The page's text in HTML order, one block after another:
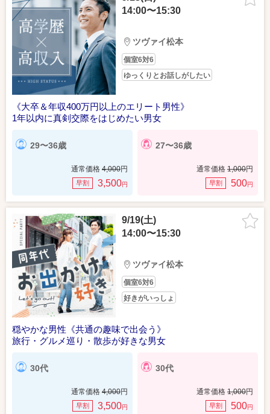
14:00〜15:30
ツヴァイ松本
個室6対6
ゆっくりとお話しがしたい
《大卒＆年収400万円以上のエリート男性》
1年以内に真剣交際をはじめたい男女
29〜36歳
通常価格 4,000円
早割 3,500円
27〜36歳
通常価格 1,000円
早割 500円
9/19(土)
14:00〜15:30
ツヴァイ松本
個室6対6
好きがいっしょ
穏やかな男性《共通の趣味で出会う》
旅行・グルメ巡り・散歩が好きな男女
30代
通常価格 4,000円
早割 3,500円
30代
通常価格 1,000円
早割 500円